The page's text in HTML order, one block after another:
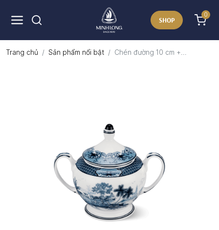
SHOP
0
Trang chủ Sản phẩm nổi bật Chén đường 10 cm +...